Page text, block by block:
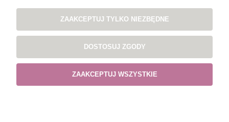
POMOC
INFORMACJE
ZAAKCEPTUJ TYLKO NIEZBĘDNE
DOSTOSUJ ZGODY
ZAAKCEPTUJ WSZYSTKIE